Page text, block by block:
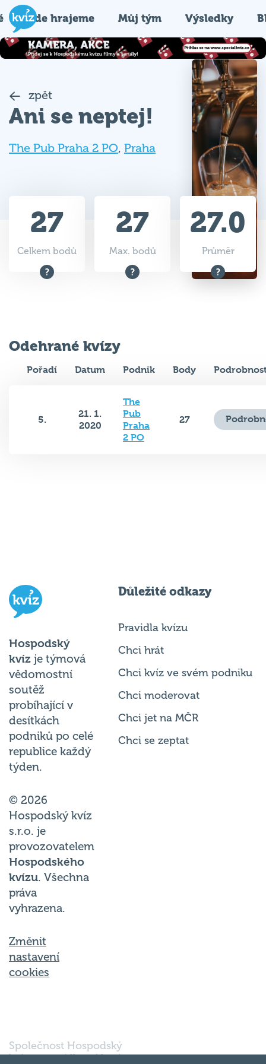
Kde hrajeme Můj tým Výsledky
zpět
Ani se neptej!
The Pub Praha 2 PO, Praha
27
Celkem bodů
27
Max. bodů
27.0
Průměr
Odehrané kvízy
Pořadí Datum Podnik Body
5.
21. 1.
2020
The
Pub
Praha
2 PO
27
Hospodský
kvíz je týmová
vědomostní
soutěž
probíhající v
desítkách
podniků po celé
republice každý
týden.
© 2026
Hospodský kvíz
s.r.o. je
provozovatelem
Hospodského
kvízu. Všechna
práva
vyhrazena.
Změnit
nastavení
cookies
Důležité odkazy
Pravidla kvízu
Chci hrát
Chci kvíz ve svém podniku
Chci moderovat
Chci jet na MČR
Chci se zeptat
Společnost Hospodský
kvíz s.r.o., sídlem Nové